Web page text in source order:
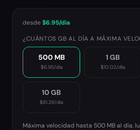
desde$6.95/día
¿CUÁNTOS GB AL DÍA A MÁXIMA
500 MB
$6.95/día
1 GB
$10.02/día
10 GB
$61.26/día
Máxima velocidad hasta 500 MB al día,